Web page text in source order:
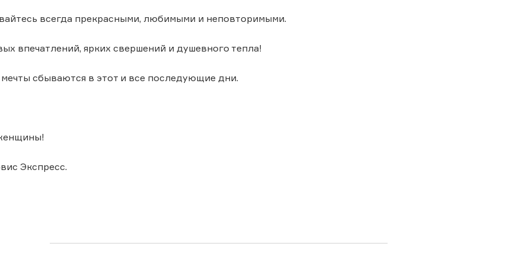
всегда прекрасными, любимыми и неповторимыми.
впечатлений, ярких свершений и душевного тепла!
сбываются в этот и все последующие дни.
Экспресс.